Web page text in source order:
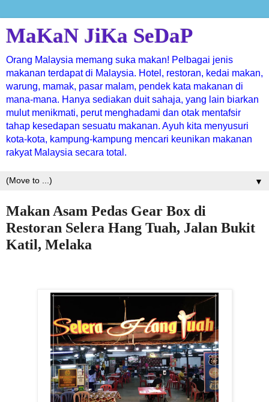
MaKaN JiKa SeDaP
Orang Malaysia memang suka makan! Pelbagai jenis
makanan terdapat di Malaysia. Hotel, restoran, kedai makan,
warung, mamak, pasar malam, pendek kata makanan di
mana-mana. Hanya sediakan duit sahaja, yang lain biarkan
mulut menikmati, perut menghadami dan otak mentafsir
tahap kesedapan sesuatu makanan. Ayuh kita menyusuri
kota-kota, kampung-kampung mencari keunikan makanan
rakyat Malaysia secara total.
▼
Makan Asam Pedas Gear Box di
Restoran Selera Hang Tuah, Jalan Bukit
Katil, Melaka